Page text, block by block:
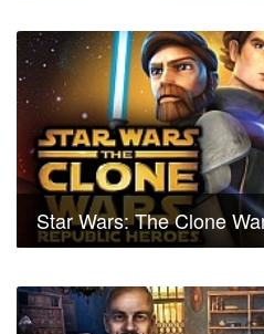
Star Wars: The Clone